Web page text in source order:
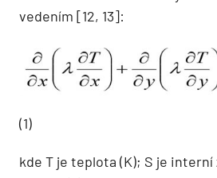
vedením [12, 13]:
(1)
kde T je teplota (K); S je